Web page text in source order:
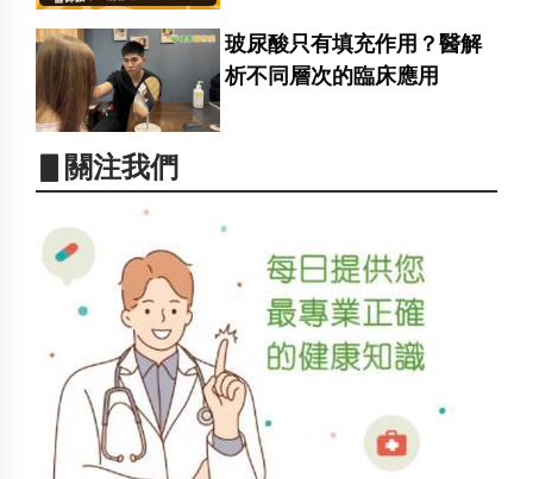
玻尿酸只有填充作用？醫解
析不同層次的臨床應用
▋關注我們